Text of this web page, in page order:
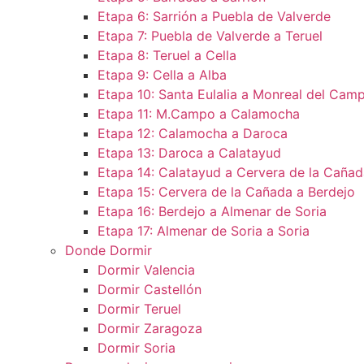
Etapa 6: Sarrión a Puebla de Valverde
Etapa 7: Puebla de Valverde a Teruel
Etapa 8: Teruel a Cella
Etapa 9: Cella a Alba
Etapa 10: Santa Eulalia a Monreal del
Etapa 11: M.Campo a Calamocha​
Etapa 12: Calamocha a Daroca ​
Etapa 13: Daroca a Calatayud
Etapa 14: Calatayud a Cervera de la
Etapa 15: Cervera de la Cañada a Berdejo
Etapa 16: Berdejo a Almenar de Soria
Etapa 17: Almenar de Soria a Soria ​
Donde Dormir
Dormir Valencia
Dormir Castellón
Dormir Teruel
Dormir Zaragoza
Dormir Soria